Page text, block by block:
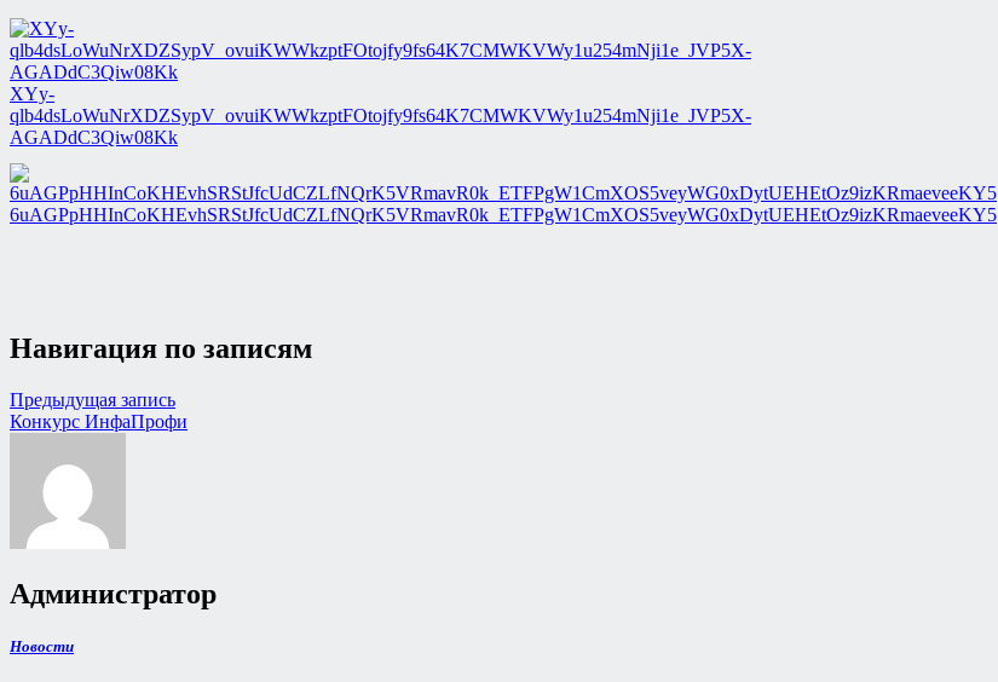
XYy-
qlb4dsLoWuNrXDZSypV_ovuiKWWkzptFOtojfy9fs64K7CMWKVWy1u254mNji1e_JVP5X-
AGADdC3Qiw08Kk
6uAGPpHHInCoKHEvhSRStJfcUdCZLfNQrK5VRmavR0k_ETFPgW1CmXOS5veyWG0xDytUEHEtOz9izKRmaeveeKY5
Навигация по записям
Предыдущая запись
Конкурс ИнфаПрофи
Администратор
Новости